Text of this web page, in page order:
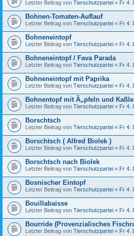
Letzter Beitrag von Tierschutzpartei « Fr 4.
Bohnen-Tomaten-Auflauf
Letzter Beitrag von Tierschutzpartei « Fr 4.
Bohneneintopf
Letzter Beitrag von Tierschutzpartei « Fr 4.
Bohneneintopf / Fava Parada
Letzter Beitrag von Tierschutzpartei « Fr 4.
Bohneneintopf mit Paprika
Letzter Beitrag von Tierschutzpartei « Fr 4.
Bohnentopf mit Ã„pfeln und
Letzter Beitrag von Tierschutzpartei « Fr 4.
Borschtsch
Letzter Beitrag von Tierschutzpartei « Fr 4.
Borschtsch ( Alfred Biolek )
Letzter Beitrag von Tierschutzpartei « Fr 4.
Borschtsch nach Biolek
Letzter Beitrag von Tierschutzpartei « Fr 4.
Bosnischer Eintopf
Letzter Beitrag von Tierschutzpartei « Fr 4.
Bouillabaisse
Letzter Beitrag von Tierschutzpartei « Fr 4.
Bourride (Provenzialisches
Letzter Beitrag von Tierschutzpartei « Fr 4.